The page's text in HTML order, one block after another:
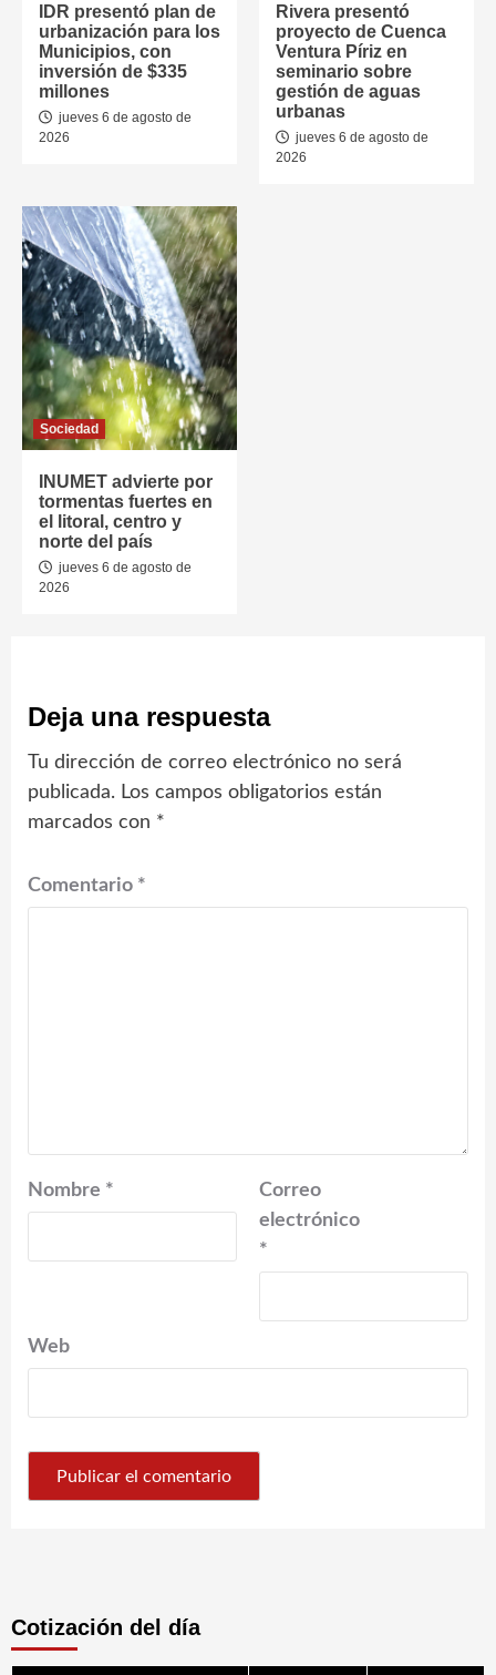
IDR presentó plan de
urbanización para los
Municipios, con
inversión de $335
millones
jueves 6 de agosto de
2026
Rivera presentó
proyecto de Cuenca
Ventura Píriz en
seminario sobre
gestión de aguas
urbanas
jueves 6 de agosto de
2026
Sociedad
INUMET advierte por
tormentas fuertes en
el litoral, centro y
norte del país
jueves 6 de agosto de
2026
Deja una respuesta
Tu dirección de correo electrónico no será
publicada. Los campos obligatorios están
marcados con *
Comentario *
Nombre *
Correo
electrónico
*
Web
Cotización del día